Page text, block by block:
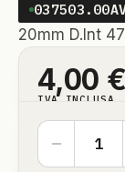
20mm D.Int
4,00 €
IVA INCLUSA